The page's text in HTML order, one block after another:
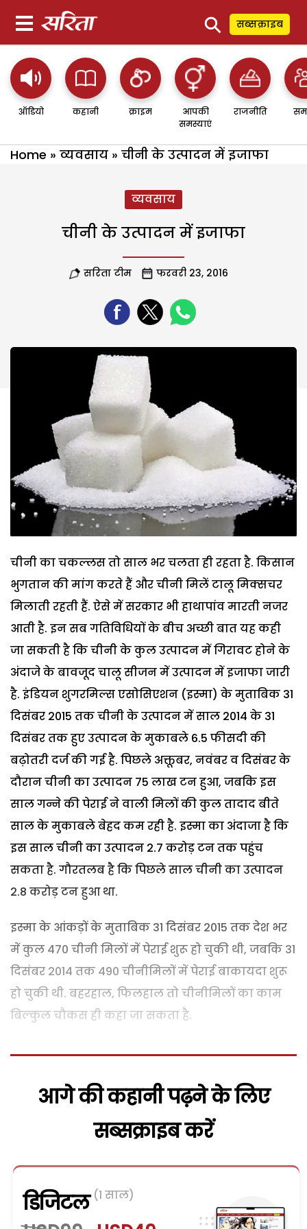
⚲ सब्सक्राइब
ऑडियो कहानी क्राइम
आपकी
समस्याएं
राजनीति
Home » व्यवसाय » चीनी के उत्पादन में इजाफा
व्यवसाय
चीनी के उत्पादन में इजाफा
सरिता टीम फरवरी 23, 2016
चीनी का चकल्लस तो साल भर चलता ही रहता है. किसान
भुगतान की मांग करते हैं और चीनी मिलें टालू मिक्सचर
मिलाती रहती हैं. ऐसे में सरकार भी हाथापांव मारती नजर
आती है. इन सब गतिविधियों के बीच अच्छी बात यह कही
जा सकती है कि चीनी के कुल उत्पादन में गिरावट होने के
अंदाजे के बावजूद चालू सीजन में उत्पादन में इजाफा जारी
है. इंडियन शुगरमिल्स एसोसिएशन (इस्मा) के मुताबिक 31
दिसंबर 2015 तक चीनी के उत्पादन में साल 2014 के 31
दिसंबर तक हुए उत्पादन के मुकाबले 6.5 फीसदी की
बढ़ोतरी दर्ज की गई है. पिछले अक्तूबर, नवंबर व दिसंबर के
दौरान चीनी का उत्पादन 75 लाख टन हुआ, जबकि इस
साल गन्ने की पेराई ने वाली मिलों की कुल तादाद बीते
साल के मुकाबले बेहद कम रही है. इस्मा का अंदाजा है कि
इस साल चीनी का उत्पादन 2.7 करोड़ टन तक पहुंच
सकता है. गौरतलब है कि पिछले साल चीनी का उत्पादन
2.8 करोड़ टन हुआ था.
इस्मा के आंकड़ों के मुताबिक 31 दिसंबर 2015 तक देश भर
में कुल 470 चीनी मिलों में पेराई शुरू हो चुकी थी, जबकि 31
दिसंबर 2014 तक 490 चीनीमिलों में पेराई बाकायदा शुरू
हो चुकी थी. बहरहाल, फिलहाल तो चीनीमिलों का काम
बिल्कुल चौकस ही कहा जा सकता है.
आगे की कहानी पढ़ने के लिए
सब्सक्राइब करें
डिजिटल (1 साल)